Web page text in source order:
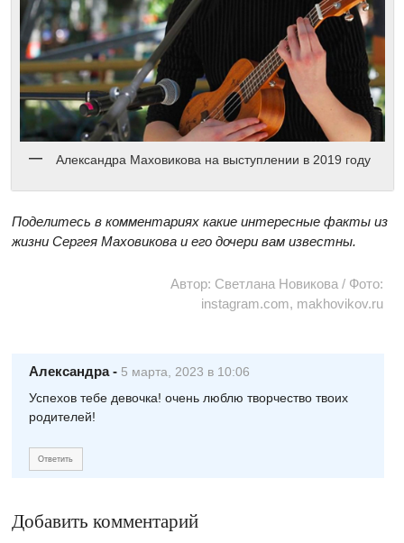
Александра Маховикова на выступлении в 2019 году
Поделитесь в комментариях какие интересные факты из
жизни Сергея Маховикова и его дочери вам известны.
Автор: Светлана Новикова / Фото:
instagram.com, makhovikov.ru
Александра - 5 марта, 2023 в 10:06
Успехов тебе девочка! очень люблю творчество твоих
родителей!
Ответить
Добавить комментарий